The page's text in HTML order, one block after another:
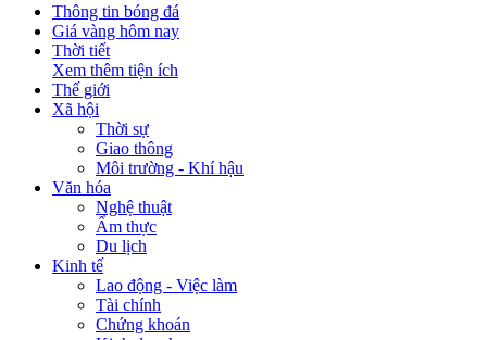
Thông tin bóng đá
Giá vàng hôm nay
Thời tiết
Xem thêm tiện ích
Thế giới
Xã hội
Thời sự
Giao thông
Môi trường - Khí hậu
Văn hóa
Nghệ thuật
Ẩm thực
Du lịch
Kinh tế
Lao động - Việc làm
Tài chính
Chứng khoán